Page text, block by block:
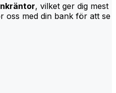
, vilket ger dig mest
oss med din bank för att se